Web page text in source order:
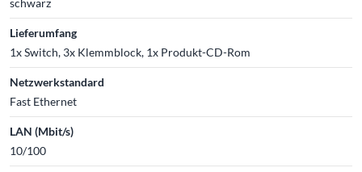
Lieferumfang
1x Switch, 3x Klemmblock, 1x Produkt-CD-Rom
Netzwerkstandard
Fast Ethernet
LAN (Mbit/s)
10/100